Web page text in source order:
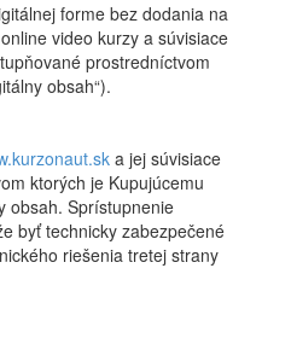
forme bez dodania na
video kurzy a súvisiace
prostredníctvom
obsah“).
a jej súvisiace
ktorých je Kupujúcemu
obsah. Sprístupnenie
byť technicky zabezpečené
riešenia tretej strany